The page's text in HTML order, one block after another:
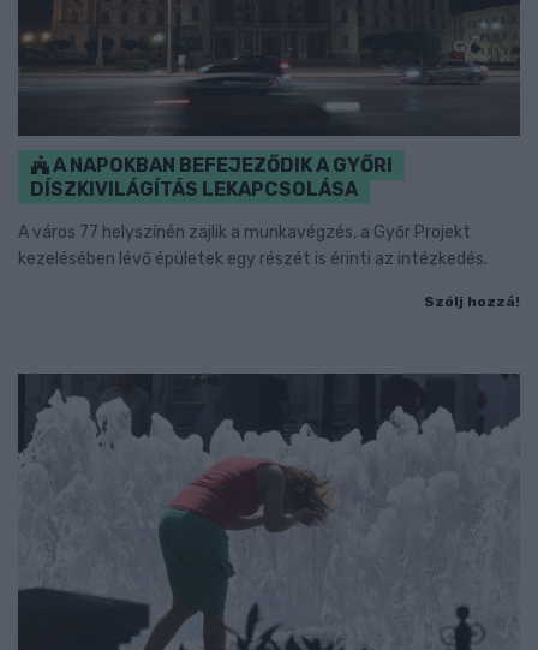
A NAPOKBAN BEFEJEZŐDIK A GYŐRI
DÍSZKIVILÁGÍTÁS LEKAPCSOLÁSA
A város 77 helyszínén zajlik a munkavégzés, a Győr Projekt
kezelésében lévő épületek egy részét is érinti az intézkedés.
Szólj hozzá!